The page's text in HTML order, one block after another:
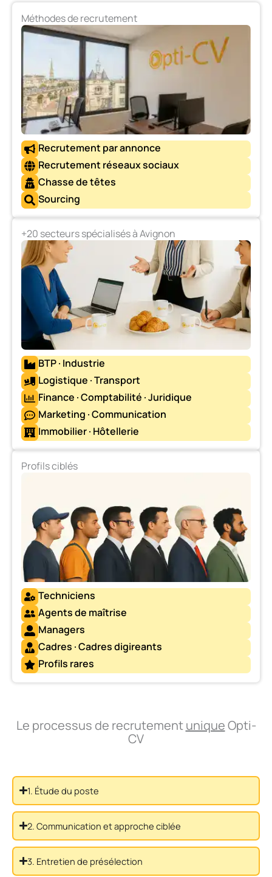
Méthodes de recrutement
Recrutement par annonce
Recrutement réseaux sociaux
Chasse de têtes
Sourcing
+20 secteurs spécialisés à Avignon
BTP · Industrie
Logistique · Transport
Finance · Comptabilité · Juridique
Marketing · Communication
Immobilier · Hôtellerie
Profils ciblés
Techniciens
Agents de maîtrise
Managers
Cadres · Cadres digireants
Profils rares
Le processus de recrutementuniqueOpti-
CV
1. Étude du poste
2. Communication et approche ciblée
3. Entretien de présélection